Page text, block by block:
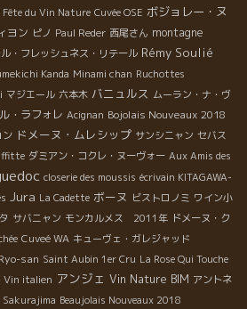
Fête du Vin Nature Cuvée OSE ボジョレー・ヌ
ヨン ピノ Paul Reder 西尾さん montagne
・フレッシュネス・リテール Rémy Soulié
Kanda Minami chan Ruchottes
マジエール 六本木 バニュルス ムーラン・ナ・ヴ
・ラフォレ Acignan Bojolais Nouveaux 2018
ン ドメーヌ・ムレシップ サンシニャン セバス
ダミアン・コクレ・ヌーヴォー Aux Amis des
closerie des moussis écrivain KITAGAWA-
Jura La Cadette ボーヌ ビストロノミ ワイン小
サバニャン モンカルメス 2011年 ドメーヌ・ク
Cuveé WA キューヴェ・ガレジャッド
san Saint Aubin 1er Cru La Rose Qui Touche
Vin italien アンジェ Vin Nature BIM アントネ
Sakurajima Beaujolais Nouveaux 2018